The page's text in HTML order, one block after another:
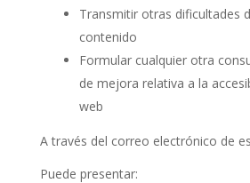
Transmitir otras dificultades
contenido
Formular cualquier otra
de mejora relativa a la
web
A través del correo electrónico de
Puede presentar: